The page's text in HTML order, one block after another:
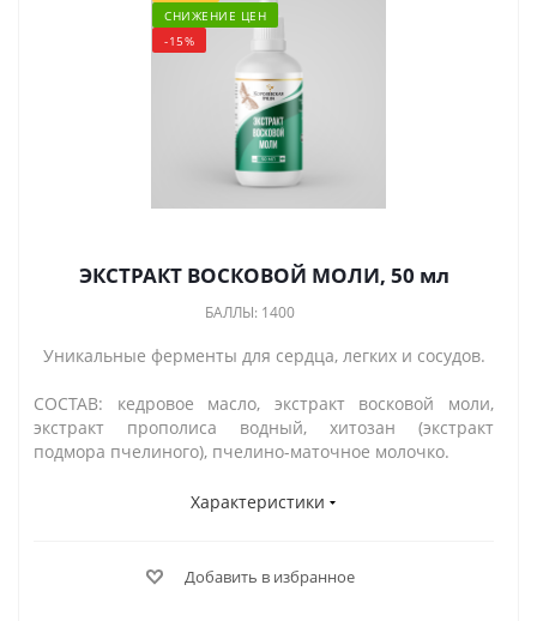
СНИЖЕНИЕ ЦЕН
-15%
ЭКСТРАКТ ВОСКОВОЙ МОЛИ, 50 мл
БАЛЛЫ: 1400
Уникальные ферменты для сердца, легких и сосудов.
СОСТАВ: кедровое масло, экстракт восковой моли,
экстракт прополиса водный, хитозан (экстракт
подмора пчелиного), пчелино-маточное молочко.
Характеристики
Добавить в избранное